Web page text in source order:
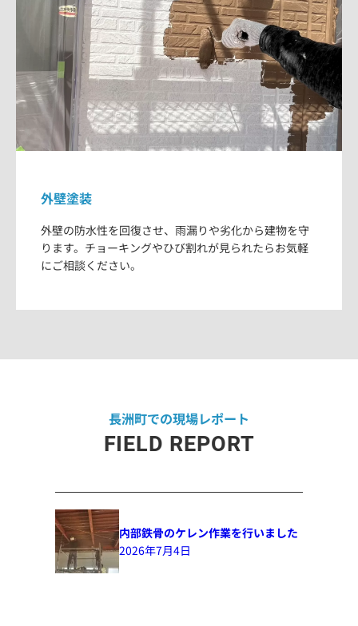
外壁塗装
外壁の防水性を回復させ、雨漏りや劣化から建物を守
ります。チョーキングやひび割れが見られたらお気軽
にご相談ください。
長洲町での現場レポート
FIELD REPORT
内部鉄骨のケレン作業を行いました
2026年7月4日